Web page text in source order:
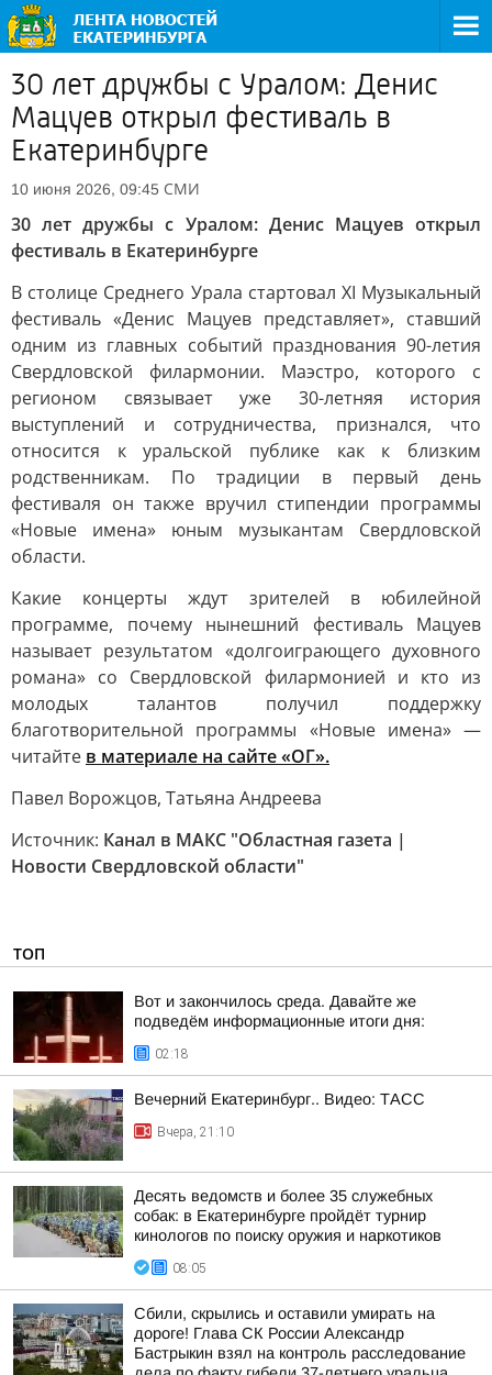
30 лет дружбы с Уралом: Денис
Мацуев открыл фестиваль в
Екатеринбурге
10 июня 2026, 09:45 СМИ
30 лет дружбы с Уралом: Денис Мацуев открыл
фестиваль в Екатеринбурге
В столице Среднего Урала стартовал XI Музыкальный
фестиваль «Денис Мацуев представляет», ставший
одним из главных событий празднования 90-летия
Свердловской филармонии. Маэстро, которого с
регионом связывает уже 30-летняя история
выступлений и сотрудничества, признался, что
относится к уральской публике как к близким
родственникам. По традиции в первый день
фестиваля он также вручил стипендии программы
«Новые имена» юным музыкантам Свердловской
области.
Какие концерты ждут зрителей в юбилейной
программе, почему нынешний фестиваль Мацуев
называет результатом «долгоиграющего духовного
романа» со Свердловской филармонией и кто из
молодых талантов получил поддержку
благотворительной программы «Новые имена» —
читайте в материале на сайте «ОГ».
Павел Ворожцов, Татьяна Андреева
Источник: Канал в МАКС "Областная газета |
Новости Свердловской области"
ТОП
Вот и закончилось среда. Давайте же
подведём информационные итоги дня:
02:18
Вечерний Екатеринбург.. Видео: ТАСС
Вчера, 21:10
Десять ведомств и более 35 служебных
собак: в Екатеринбурге пройдёт турнир
кинологов по поиску оружия и наркотиков
08:05
Сбили, скрылись и оставили умирать на
дороге! Глава СК России Александр
Бастрыкин взял на контроль расследование